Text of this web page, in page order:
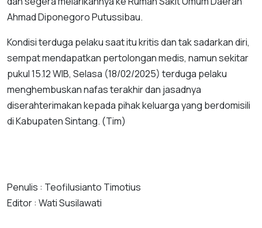
Ahmad Diponegoro Putussibau.
Kondisi terduga pelaku saat itu kritis dan tak sadarkan diri,
sempat mendapatkan pertolongan medis, namun sekitar
pukul 15.12 WIB, Selasa (18/02/2025) terduga pelaku
menghembuskan nafas terakhir dan jasadnya
diserahterimakan kepada pihak keluarga yang berdomisili
di Kabupaten Sintang. (Tim)
Penulis : Teofilusianto Timotius
Editor : Wati Susilawati